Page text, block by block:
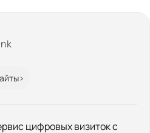
цифровых визиток с